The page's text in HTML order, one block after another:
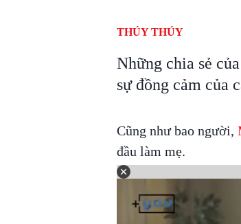
THÚY THÚY
Những chia sẻ
sự đồng cảm của
Cũng như bao người,
đầu làm mẹ.